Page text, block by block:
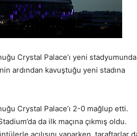
Crystal Palace’ı yeni stadyumunda
ardından kavuştuğu yeni stadına
Crystal Palace’ı 2-0 mağlup etti.
da ilk maçına çıkmış oldu.